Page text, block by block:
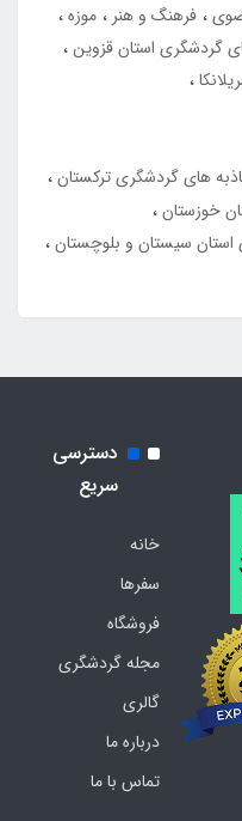
فرهنگ و هنر
موزه
گردشگری استان قزوین
های گردشگری ترکستان
خوزستان
سیستان و بلوچستان
دسترسی
سریع
خانه
سفرها
فروشگاه
مجله گردشگری
گالری
درباره ما
تماس با ما